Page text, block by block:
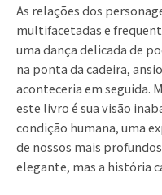
As relações dos
multifacetadas e
uma dança delicada de
na ponta da cadeira,
aconteceria em seguida.
este livro é sua visão
condição humana, uma
de nossos mais
elegante, mas a história